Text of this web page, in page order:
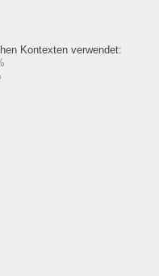
Kontexten verwendet: